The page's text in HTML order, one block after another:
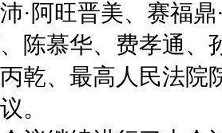
·阿旺晋美、赛福
陈慕华、费孝通、
乾、最高人民法
。